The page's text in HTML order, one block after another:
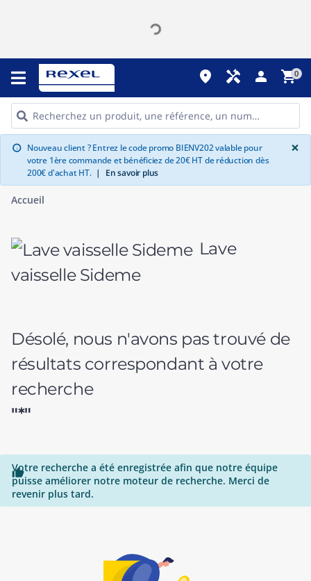
place handyman person shopping_cart0
info Nouveau client ? Entrez le code promo BIENV202 valable pour
votre 1ère commande et bénéficiez de 20€ HT de réduction dès
200€ d'achat HT. | En savoir plus
×
Accueil
Lave
vaisselle Sideme
Désolé, nous n'avons pas trouvé de
résultats correspondant à votre
recherche
"*"

Votre recherche a été enregistrée afin que notre équipe
puisse améliorer notre moteur de recherche. Merci de
revenir plus tard.